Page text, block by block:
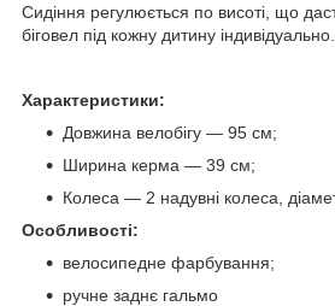
Сидіння регулюється по висоті, що
біговел під кожну дитину індивідуально.
Характеристики:
Довжина велобігу — 95 см;
Ширина керма — 39 см;
Колеса — 2 надувні колеса,
Особливості:
велосипедне фарбування;
ручне заднє гальмо